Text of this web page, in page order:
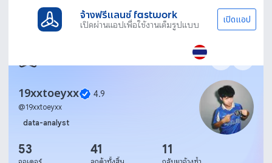
จ้างฟรีแลนซ์ fastwork
เปิดผ่านแอปเพื่อใช้งานเต็มรูปแบบ เปิดแอป
19xxtoeyxx 4.9
@19xxtoeyxx
data-analyst
53 41 11